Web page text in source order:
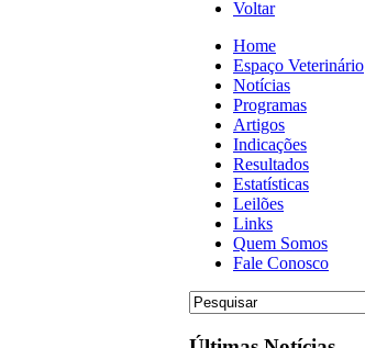
Voltar
Home
Espaço Veterinário
Notícias
Programas
Artigos
Indicações
Resultados
Estatísticas
Leilões
Links
Quem Somos
Fale Conosco